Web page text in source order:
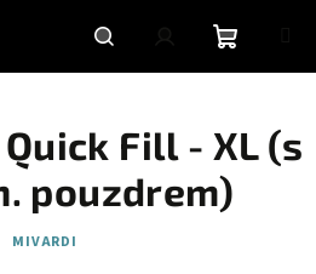
HledatPřihlášeníNákupní
košík
Fill - XL (s
pouzdrem)
MIVARDI